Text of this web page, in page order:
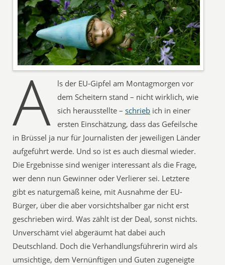
A
ls der EU-Gipfel am Montagmorgen vor
dem Scheitern stand – nicht wirklich, wie
sich herausstellte –schrieb ich in einer
ersten Einschätzung, dass das Gefeilsche
in Brüssel ja nur für Journalisten der jeweiligen Länder
aufgeführt werde. Und so ist es auch diesmal wieder.
Die Ergebnisse sind weniger interessant als die Frage,
wer denn nun Gewinner oder Verlierer sei. Letztere
gibt es naturgemäß keine, mit Ausnahme der EU-
Bürger, über die aber vorsichtshalber gar nicht erst
geschrieben wird. Was zählt ist der Deal, sonst nichts.
Unverschämt viel abgeräumt hat dabei auch
Deutschland. Doch die Verhandlungsführerin wird als
umsichtige, dem Vernünftigen und Guten zugeneigte